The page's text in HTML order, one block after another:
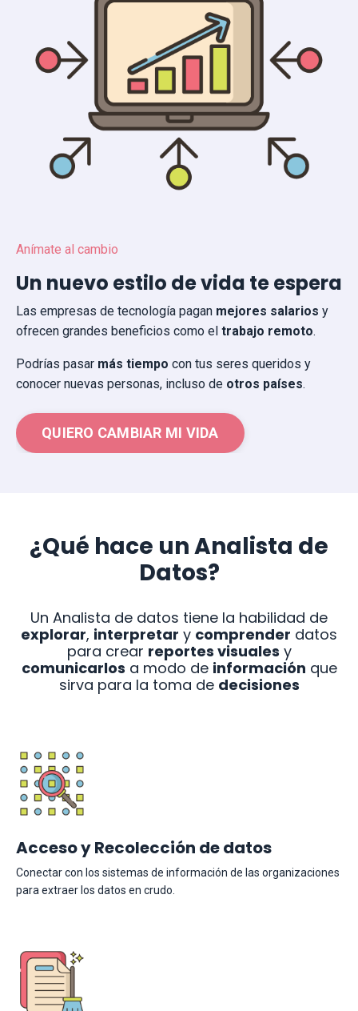
Anímate al cambio
Un nuevo estilo de vida te espera
Las empresas de tecnología pagan mejores salarios y
ofrecen grandes beneficios como el trabajo remoto.
Podrías pasar más tiempo con tus seres queridos y
conocer nuevas personas, incluso de otros países.
QUIERO CAMBIAR MI VIDA
¿Qué hace un Analista de
Datos?
Un Analista de datos tiene la habilidad de
explorar, interpretar y comprender datos
para crear reportes visuales y
comunicarlos a modo de información que
sirva para la toma de decisiones
Acceso y Recolección de datos
Conectar con los sistemas de información de las organizaciones
para extraer los datos en crudo.